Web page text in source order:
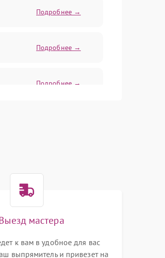
Подробнее →
Подробнее →
Подробнее →
Подробнее →
Подробнее →
мастера
к вам в удобное для вас
выпрямитель и привезет на